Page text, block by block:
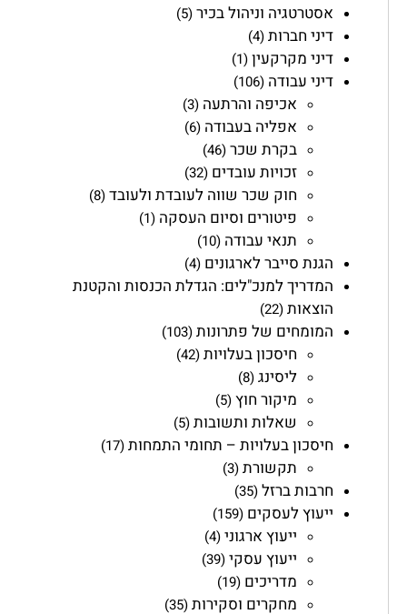
אסטרטגיה וניהול בכיר(5)
דיני חברות(4)
דיני מקרקעין(1)
דיני עבודה (106)
אכיפה והרתעה (3)
אפליה בעבודה (6)
בקרת שכר(46)
זכויות עובדים (32)
חוק שכר שווה לעובדת ולעובד(8)
פיטורים וסיום העסקה (1)
תנאי עבודה (10)
הגנת סייבר לארגונים (4)
המדריך למנכ"לים: הגדלת הכנסות והקטנת
הוצאות(22)
המומחים של פתרונות(103)
חיסכון בעלויות(42)
ליסינג(8)
מיקור חוץ(5)
שאלות ותשובות(5)
חיסכון בעלויות – תחומי התמחות(17)
תקשורת(3)
חרבות ברזל(35)
ייעוץ לעסקים (159)
ייעוץ ארגוני(4)
ייעוץ עסקי(39)
מדריכים (19)
מחקרים וסקירות(35)